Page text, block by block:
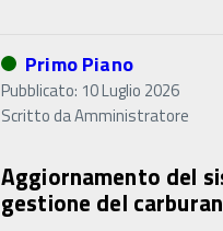
Primo Piano
Pubblicato: 10 Luglio 2026
Scritto daAmministratore
Aggiornamento del
gestione del